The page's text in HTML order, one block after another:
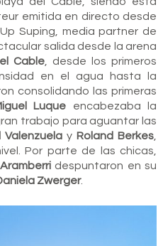
emitida en directo desde
Suping, media partner de
salida desde la arena
Cable , desde los primeros
en el agua hasta la
consolidando las primeras
Luque encabezaba la
trabajo para aguantar las
Valenzuela y Roland Berkes
Por parte de las chicas,
despuntaron en su
Zwerger.